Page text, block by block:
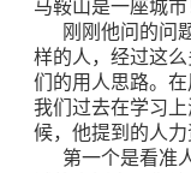
马鞍山是一座城市
刚刚他问的问题
样的人，经过这
们的用人思路。
我们过去在学习
候，他提到的人力
第一个是看准人